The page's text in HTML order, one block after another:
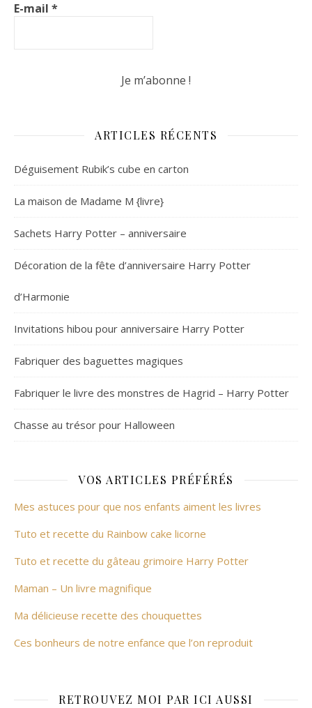
E-mail *
ARTICLES RÉCENTS
Déguisement Rubik’s cube en carton
La maison de Madame M {livre}
Sachets Harry Potter – anniversaire
Décoration de la fête d’anniversaire Harry Potter
d’Harmonie
Invitations hibou pour anniversaire Harry Potter
Fabriquer des baguettes magiques
Fabriquer le livre des monstres de Hagrid – Harry Potter
Chasse au trésor pour Halloween
VOS ARTICLES PRÉFÉRÉS
Mes astuces pour que nos enfants aiment les livres
Tuto et recette du Rainbow cake licorne
Tuto et recette du gâteau grimoire Harry Potter
Maman – Un livre magnifique
Ma délicieuse recette des chouquettes
Ces bonheurs de notre enfance que l’on reproduit
RETROUVEZ MOI PAR ICI AUSSI